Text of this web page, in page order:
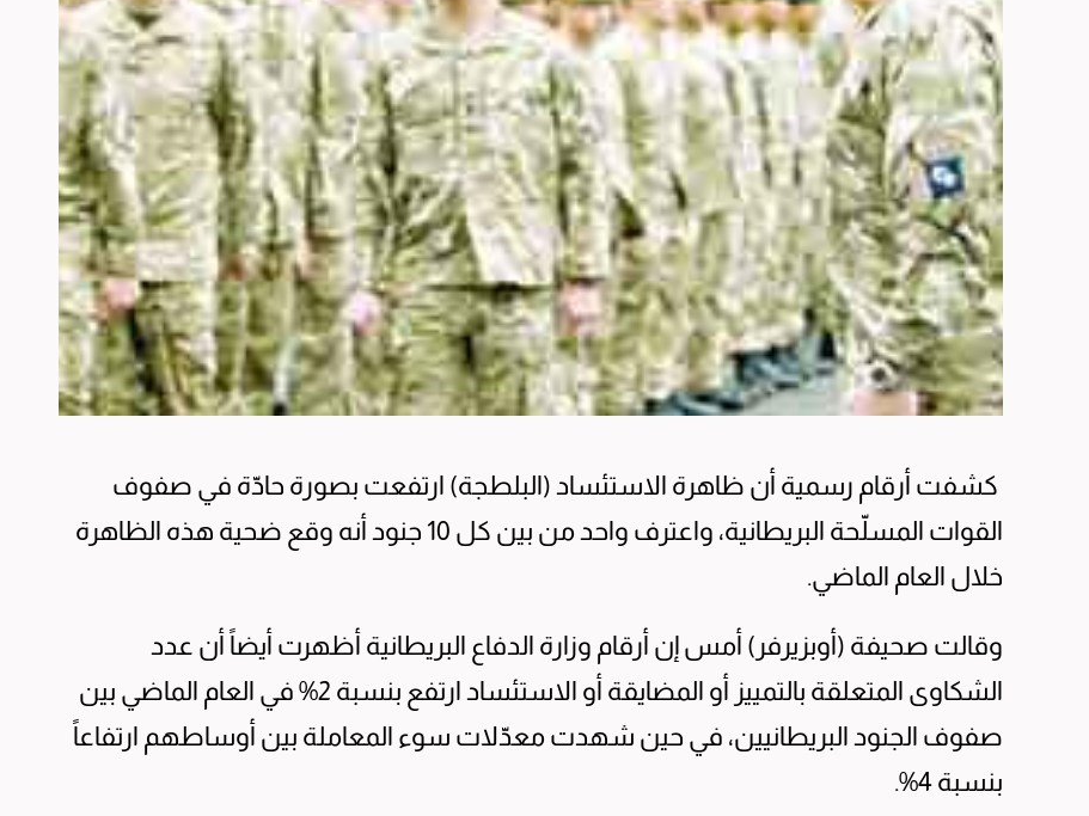
كشفت أرقام رسمية أن ظاهرة الاستئساد (البلطجة) ارتفعت بصورة حادّة في صفوف
القوات المسلّحة البريطانية، واعترف واحد من بين كل 10 جنود أنه وقع ضحية هذه الظاهرة
خلال العام الماضي.
وقالت صحيفة (أوبزيرفر) أمس إن أرقام وزارة الدفاع البريطانية أظهرت أيضاً أن عدد
الشكاوى المتعلقة بالتمييز أو المضايقة أو الاستئساد ارتفع بنسبة 2% في العام الماضي بين
صفوف الجنود البريطانيين، في حين شهدت معدّلات سوء المعاملة بين أوساطهم ارتفاعاً
بنسبة 4%.